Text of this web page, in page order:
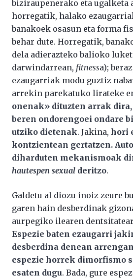
biziraupenerako eta ugalketa
horregatik, halako
banakoek osasun eta forma
behar dute. Horregatik,
dela adierazteko balioko
darwindarrean, fitnessa);
ezaugarriak modu guztiz
arrekin parekatuko lirateke
onenak» dituzten arrak
beren ondorengoei ondare
utziko dietenak. Jakina, hori
kontzientean gertatzen.
diharduten mekanismoak
hautespen sexual deritzo.
Galdetu al diozu inoiz zeure
garen hain desberdinak
aurpegiko ilearen
Espezie baten ezaugarri
desberdina denean
espezie horrek dimorfismo
esaten dugu. Bada, gure